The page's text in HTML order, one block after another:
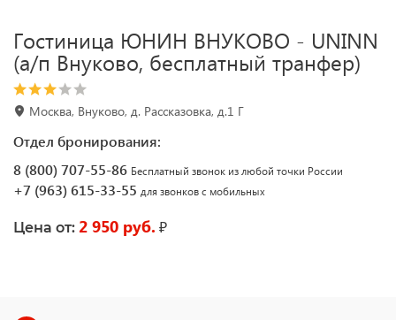
Гостиница ЮНИН ВНУКОВО - UNINN
(а/п Внуково, бесплатный транфер)
Москва, Внуково, д. Рассказовка, д.1 Г
Отдел бронирования:
8 (800) 707-55-86 Бесплатный звонок из любой точки России
+7 (963) 615-33-55 для звонков с мобильных
Цена от: 2 950 руб. ₽